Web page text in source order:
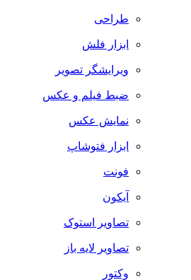
طراحی
ابزار فلش
ویرایشگر تصویر
ضبط فيلم و عكس
نمایش عکس
ابزار فتوشاپ
فونت
آیکون
تصاویر استوک
تصاویر لایه باز
وکتور